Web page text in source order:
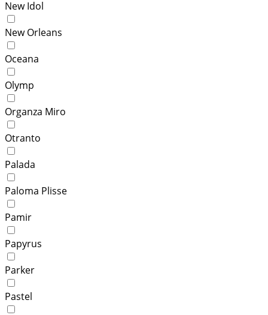
New Idol
New Orleans
Oceana
Olymp
Organza Miro
Otranto
Palada
Paloma Plisse
Pamir
Papyrus
Parker
Pastel